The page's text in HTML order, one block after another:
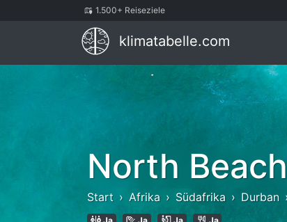
1.500+ Reiseziele
klimatabelle.com
North Beach
Start Afrika Südafrika Durban
Ja Ja Ja Ja